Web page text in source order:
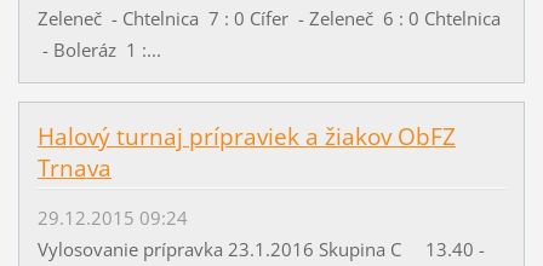
Zeleneč - Chtelnica 7 : 0 Cífer - Zeleneč 6 : 0 Chtelnica
- Boleráz 1 :...
Halový turnaj prípraviek a žiakov ObFZ
Trnava
29.12.2015 09:24
Vylosovanie prípravka 23.1.2016 Skupina C 13.40 -